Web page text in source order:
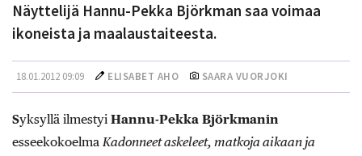
Näyttelijä Hannu-Pekka Björkman saa voimaa
ikoneista ja maalaustaiteesta.
18.01.2012 09:09 ELISABET AHO SAARA VUORJOKI
Syksyllä ilmestyi Hannu-Pekka Björkmanin
esseekokoelma Kadonneet askeleet, matkoja aikaan ja